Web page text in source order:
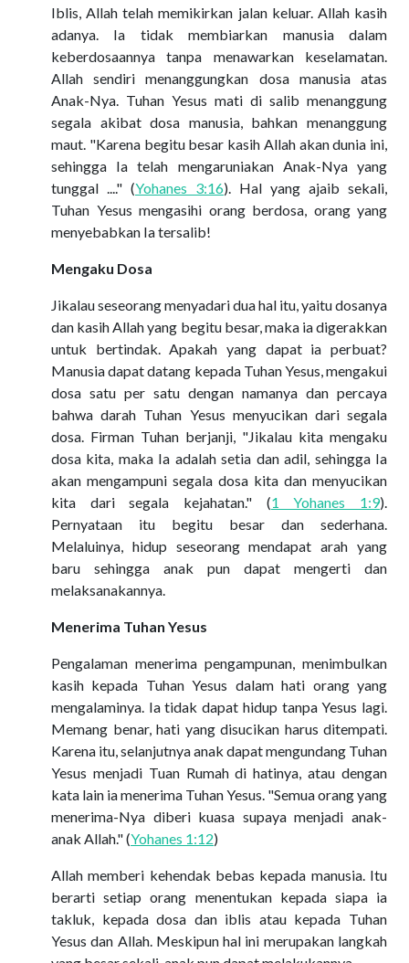
Iblis, Allah telah memikirkan jalan keluar. Allah kasih
adanya. Ia tidak membiarkan manusia dalam
keberdosaannya tanpa menawarkan keselamatan.
Allah sendiri menanggungkan dosa manusia atas
Anak-Nya. Tuhan Yesus mati di salib menanggung
segala akibat dosa manusia, bahkan menanggung
maut. "Karena begitu besar kasih Allah akan dunia ini,
sehingga Ia telah mengaruniakan Anak-Nya yang
tunggal ...." (Yohanes 3:16). Hal yang ajaib sekali,
Tuhan Yesus mengasihi orang berdosa, orang yang
menyebabkan Ia tersalib!
Mengaku Dosa
Jikalau seseorang menyadari dua hal itu, yaitu dosanya
dan kasih Allah yang begitu besar, maka ia digerakkan
untuk bertindak. Apakah yang dapat ia perbuat?
Manusia dapat datang kepada Tuhan Yesus, mengakui
dosa satu per satu dengan namanya dan percaya
bahwa darah Tuhan Yesus menyucikan dari segala
dosa. Firman Tuhan berjanji, "Jikalau kita mengaku
dosa kita, maka Ia adalah setia dan adil, sehingga Ia
akan mengampuni segala dosa kita dan menyucikan
kita dari segala kejahatan." (1 Yohanes 1:9).
Pernyataan itu begitu besar dan sederhana.
Melaluinya, hidup seseorang mendapat arah yang
baru sehingga anak pun dapat mengerti dan
melaksanakannya.
Menerima Tuhan Yesus
Pengalaman menerima pengampunan, menimbulkan
kasih kepada Tuhan Yesus dalam hati orang yang
mengalaminya. Ia tidak dapat hidup tanpa Yesus lagi.
Memang benar, hati yang disucikan harus ditempati.
Karena itu, selanjutnya anak dapat mengundang Tuhan
Yesus menjadi Tuan Rumah di hatinya, atau dengan
kata lain ia menerima Tuhan Yesus. "Semua orang yang
menerima-Nya diberi kuasa supaya menjadi anak-
anak Allah." (Yohanes 1:12)
Allah memberi kehendak bebas kepada manusia. Itu
berarti setiap orang menentukan kepada siapa ia
takluk, kepada dosa dan iblis atau kepada Tuhan
Yesus dan Allah. Meskipun hal ini merupakan langkah